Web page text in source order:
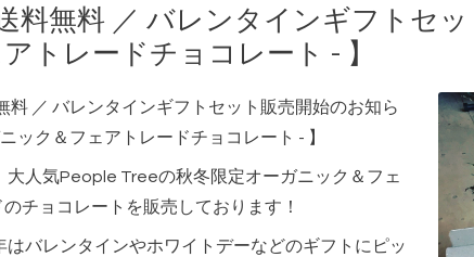
送料無料 ／ バレンタインギフトセ
トレードチョコレート - 】
料 ／ バレンタインギフトセット販売開始のお知ら
ック＆フェアトレードチョコレート - 】
大人気People Treeの秋冬限定オーガニック＆フェ
チョコレートを販売しております！
はバレンタインやホワイトデーなどのギフトにピッ